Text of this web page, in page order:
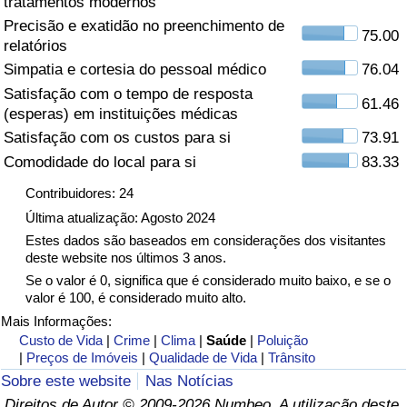
Precisão e exatidão no preenchimento de
relatórios
75.00
Simpatia e cortesia do pessoal médico
76.04
Satisfação com o tempo de resposta
(esperas) em instituições médicas
61.46
Satisfação com os custos para si
73.91
Comodidade do local para si
83.33
Contribuidores: 24
Última atualização: Agosto 2024
Estes dados são baseados em considerações dos visitantes
deste website nos últimos 3 anos.
Se o valor é 0, significa que é considerado muito baixo, e se o
valor é 100, é considerado muito alto.
Mais Informações:
Custo de Vida |Crime |Clima |Saúde | Poluição
| Preços de Imóveis |Qualidade de Vida |Trânsito
Sobre este website
Nas Notícias
Saúde
Indicador de Saúde (Atual)
Indicador de Saúde
Indicador de Saúde por País
Poluição
Indicador de Poluição (Atual)
Índice de poluição
Indicador de Poluição por País
Trânsito